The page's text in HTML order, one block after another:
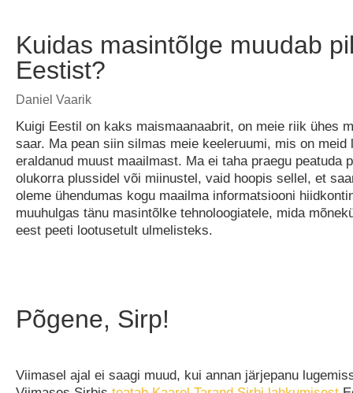
Kuidas masintõlge muudab
Eestist?
Daniel Vaarik
Kuigi Eestil on kaks maismaanaabrit, on meie riik ühes
saar. Ma pean siin silmas meie keeleruumi, mis on meid
eraldanud muust maailmast. Ma ei taha praegu peatuda
olukorra plussidel või miinustel, vaid hoopis sellel, et
oleme ühendumas kogu maailma informatsiooni
muuhulgas tänu masintõlke tehnoloogiatele, mida
eest peeti lootusetult ulmelisteks.
Põgene, Sirp!
Viimasel ajal ei saagi muud, kui annan järjepanu